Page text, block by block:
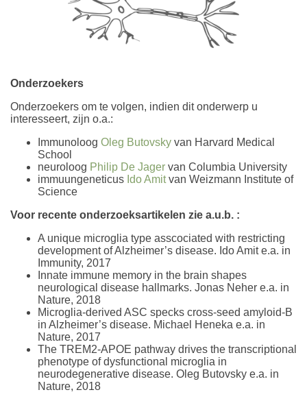
Onderzoekers
Onderzoekers om te volgen, indien dit onderwerp u
interesseert, zijn o.a.:
Immunoloog Oleg Butovsky van Harvard Medical
School
neuroloog Philip De Jager van Columbia University
immuungeneticus Ido Amitvan Weizmann Institute of
Science
Voor recente onderzoeksartikelen zie a.u.b. :
A unique microglia type asscociated with restricting
development of Alzheimer’s disease. Ido Amit e.a. in
Immunity, 2017
Innate immune memory in the brain shapes
neurological disease hallmarks. Jonas Neher e.a. in
Nature, 2018
Microglia-derived ASC specks cross-seed amyloid-B
in Alzheimer’s disease. Michael Heneka e.a. in
Nature, 2017
The TREM2-APOE pathway drives the transcriptional
phenotype of dysfunctional microglia in
neurodegenerative disease. Oleg Butovsky e.a. in
Nature, 2018